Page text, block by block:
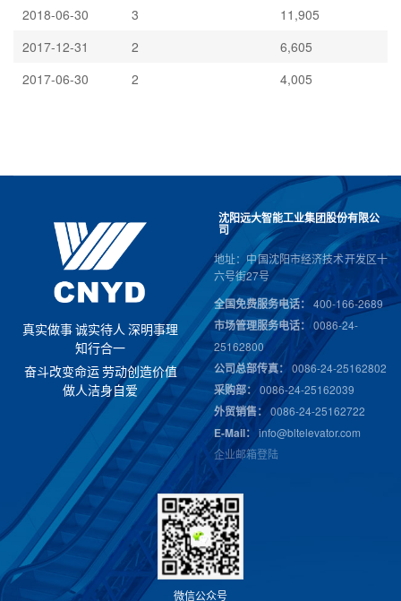
2018-06-30
3
11,905
2017-12-31
2
6,605
2017-06-30
2 4,005
真实做事诚实待人 深明事理
知行合一
奋斗改变命运 劳动创 造价值
做人洁身自爱
沈阳远大智能工业集团股份有限公
司
地址：中国沈阳市经济技术开发区十
六号街27号
全国免费服务电话： 400-166-2689
市场管理服务电话：0086-24-
25162800
公司总部传真： 0086-24-25162802
采购部： 0086-24-25162039
外贸销售：0086-24-25162722
E-Mail： info@bltelevator.com
企业邮箱登陆
微信公众号